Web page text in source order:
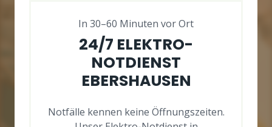
In 30–60 Minuten vor Ort
24/7 ELEKTRO-
NOTDIENST
EBERSHAUSEN
Notfälle kennen keine Öffnungszeiten.